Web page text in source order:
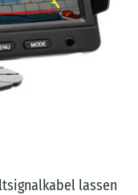
lassen